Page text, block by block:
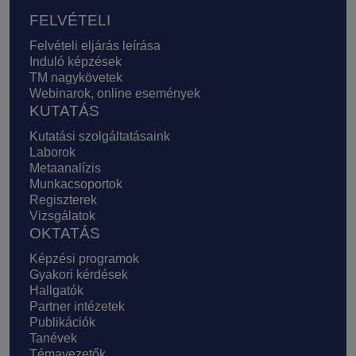
FELVÉTELI
Felvételi eljárás leírása
Induló képzések
TM nagykövetek
Webinarok, online események
KUTATÁS
Kutatási szolgáltatásaink
Laborok
Metaanalízis
Munkacsoportok
Regiszterek
Vizsgálatok
OKTATÁS
Képzési programok
Gyakori kérdések
Hallgatók
Partner intézetek
Publikációk
Tanévek